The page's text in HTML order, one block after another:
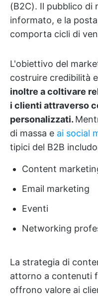
(B2C). Il pubblico
informato, e la
comporta cicli di
L'obiettivo del
costruire credibilità
inoltre a coltivare
i clienti attraverso
personalizzati.
di massa e ai social
tipici del B2B
Content
Email marketing
Eventi
Networking
La strategia di
attorno a contenuti
offrono valore ai